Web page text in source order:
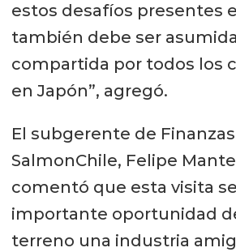
estos desafíos presentes
también debe ser
compartida por todos los
en Japón”, agregó.
El subgerente de
SalmonChile, Felipe
comentó que esta visita
importante oportunidad
terreno una industria